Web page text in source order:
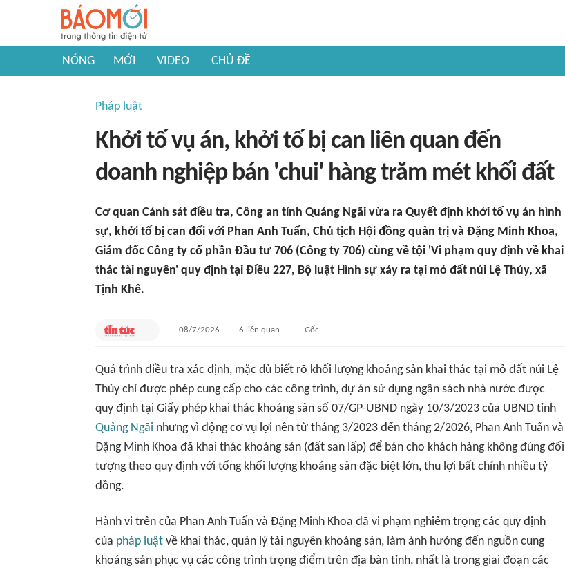
NÓNG MỚI VIDEO CHỦ ĐỀ
Pháp luật
Khởi tố vụ án, khởi tố bị can liên quan đến
doanh nghiệp bán 'chui' hàng trăm mét khối đất
Cơ quan Cảnh sát điều tra, Công an tỉnh Quảng Ngãi vừa ra Quyết định khởi tố vụ án hình
sự, khởi tố bị can đối với Phan Anh Tuấn, Chủ tịch Hội đồng quản trị và Đặng Minh Khoa,
Giám đốc Công ty cổ phần Đầu tư 706 (Công ty 706) cùng về tội 'Vi phạm quy định về khai
thác tài nguyên' quy định tại Điều 227, Bộ luật Hình sự xảy ra tại mỏ đất núi Lệ Thủy, xã
Tịnh Khê.
08/7/2026 6 liên quan Gốc
Quá trình điều tra xác định, mặc dù biết rõ khối lượng khoáng sản khai thác tại mỏ đất núi Lệ
Thủy chỉ được phép cung cấp cho các công trình, dự án sử dụng ngân sách nhà nước được
quy định tại Giấy phép khai thác khoáng sản số 07/GP-UBND ngày 10/3/2023 của UBND tỉnh
Quảng Ngãi nhưng vì động cơ vụ lợi nên từ tháng 3/2023 đến tháng 2/2026, Phan Anh Tuấn và
Đặng Minh Khoa đã khai thác khoáng sản (đất san lấp) để bán cho khách hàng không đúng đối
tượng theo quy định với tổng khối lượng khoáng sản đặc biệt lớn, thu lợi bất chính nhiều tỷ
đồng.
Hành vi trên của Phan Anh Tuấn và Đặng Minh Khoa đã vi phạm nghiêm trọng các quy định
của pháp luật về khai thác, quản lý tài nguyên khoáng sản, làm ảnh hưởng đến nguồn cung
khoáng sản phục vụ các công trình trọng điểm trên địa bàn tỉnh, nhất là trong giai đoạn các